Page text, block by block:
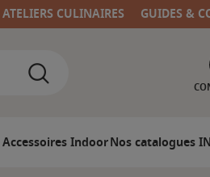
ATELIERS CULINAIRES GUIDES &
Accessoires IndoorNos catalogues